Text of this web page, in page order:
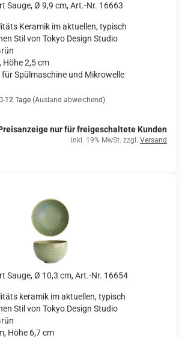
Sauge, Ø 9,9 cm, Art.-Nr. 16663
Keramik im aktuellen, typisch
Stil von Tokyo Design Studio
Höhe 2,5 cm
für Spülmaschine und Mikrowelle
12 Tage (Ausland abweichend)
nur für freigeschaltete Kunden
inkl. 19% MwSt. zzgl. Versand
Sauge, Ø 10,3 cm, Art.-Nr. 16654
keramik im aktuellen, typisch
Stil von Tokyo Design Studio
Höhe 6,7 cm